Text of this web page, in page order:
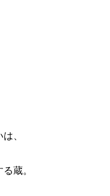
、
蔵。